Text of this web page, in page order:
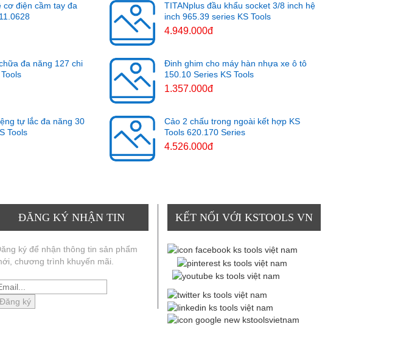
cơ điện cầm tay đa
đa năng 127 chi
tự lắc đa năng 30
Tools
TITANplus đầu khẩu socket 3/8 inch hệ
inch 965.39 series KS Tools
4.949.000đ
Đinh ghim cho máy hàn nhựa xe ô tô
150.10 Series KS Tools
1.357.000đ
Cảo 2 chấu trong ngoài kết hợp KS
Tools 620.170 Series
4.526.000đ
ĐĂNG KÝ NHẬN TIN
ký để nhận thông tin sản phẩm
chương trình khuyến mãi.
KẾT NỐI VỚI KSTOOLS VN